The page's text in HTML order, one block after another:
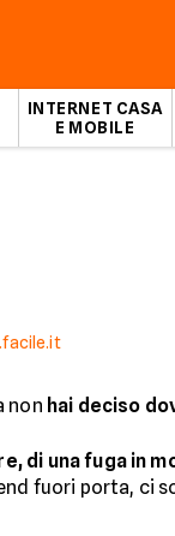
INTERNET CASA
E MOBILE
non hai deciso
di una fuga in
fuori porta, ci